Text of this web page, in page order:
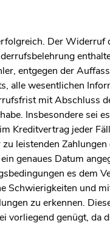
Der Widerruf
entgegen der
alle wesentlichen
mit Abschluss
Insbesondere sei
Kreditvertrag jeder
leistenden Zahlungen
genaues Datum
es dem
Schwierigkeiten und
zu erkennen.
vorliegend genügt, da